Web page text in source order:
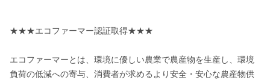
★★★エコファーマー認証取得★★★
エコファーマーとは、環境に優しい農業で農産物を生産し、環境
負荷の低減への寄与、消費者が求めるより安全・安心な農産物供